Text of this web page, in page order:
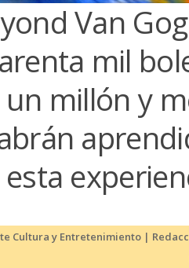
Van
mil
un millón y
Cultura y Entretenimiento |